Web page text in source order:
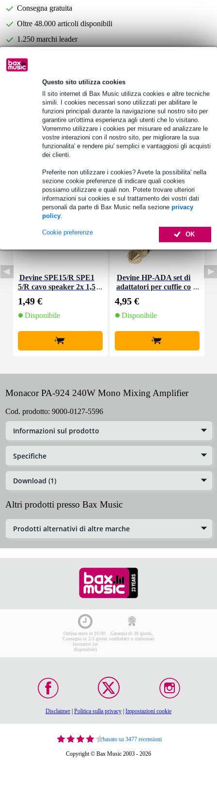
Questo sito utilizza cookies
Il sito internet di Bax Music utilizza cookies e altre tecniche
simili. I cookies necessari sono utilizzati per abilitare le
funzioni principali durante la navigazione sul nostro sito per
garantire un'ottima esperienza agli utenti che lo visitano.
Vorremmo utilizzare i cookies per misurare ed analizzare le
vostre interazioni con il nostro sito, per migliorare la sua
funzionalita' e rendere piu' semplici e vantaggiosi gli acquisti
dei clienti.
Preferite non utilizzare i cookies? Avete la possibilita' nella
sezione cookie preferenze di indicare quali cookies
possiamo utilizzare e quali non. Potete trovare ulteriori
informazioni sui cookies e sul trattamento dei vostri dati
personali da parte di Bax Music nella sezione privacy
policy.
OK
Cookie preferenze
Consegna gratuita
Oltre 48.000 articoli disponibili
1.250 marchi leader
Informazioni sul prodotto
Specifiche complete
Vedi anche (4)
Accessori (14)
Devine SPE15/R SPE1
5/R cavo speaker 2x 1,5
1,49 €
Disponibile
+
Devine HP-ADA set di
adattatori per cuffie co
to (set di 2)
4,95 €
Disponibile
+
Monacor PA-924 240W Mono Mixing Amplifier
Cod. prodotto: 9000-0127-5596
Informazioni sul prodotto
Specifiche
Download (1)
Altri prodotti presso Bax Music
Prodotti alternativi di altre marche
Ordina entro le 16:00:
Consegna in 2-3 giorni
lavorativi (se
disponibile)
Garanzia di 30 giorni,
soddisfatti o rimborsati
Disclaimer Politica sulla privacy Impostazioni cookie
basato su 3477 recensioni
Copyright © Bax Music 2003 - 2026